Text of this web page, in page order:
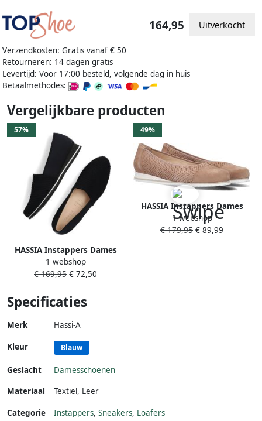
Verzendkosten: Gratis vanaf € 50
Retourneren: 14 dagen gratis
Levertijd: Voor 17:00 besteld, volgende dag in huis
Betaalmethodes:
164,95 Uitverkocht
Vergelijkbare producten
57%
HASSIA Instappers Dames
Piacenza Maat: 37 Materiaal:
Textiel Kleur: Zwart
1 webshop
€ 169,95 € 72,50
49%
HASSIA Instappers Dames
Piacenza 1623 Maat: 37 5
Materiaal: Suède Kleur:
1 webshop
€ 179,95 € 89,99
Specificaties
Merk Hassi-A
Kleur Blauw
Geslacht
Damesschoenen
Materiaal
Textiel, Leer
Categorie Instappers, Sneakers, Loafers